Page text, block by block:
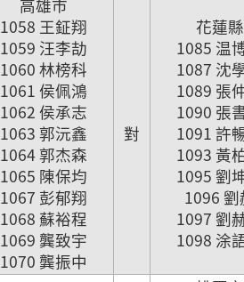
高雄市
1058 王鉦翔
1059 汪李劼
1060 林榜科
1061 侯佩鴻
1062 侯承志
1063 郭沅鑫
1064 郭杰森
1065 陳保均
1067 彭郁翔
1068 蘇裕程
1069 龔致宇
1070 龔振中
對
花蓮縣
1085 温
1087 沈
1089 張
1090 張
1091 許
1093 黃
1095 劉
1096 劉
1097 劉
1098 涂